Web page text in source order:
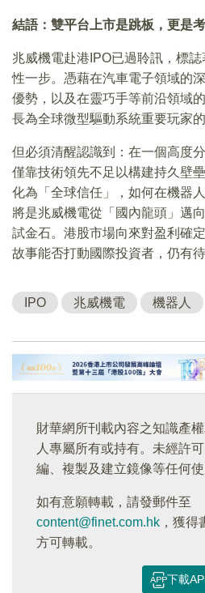
結語：雙平台上市是跳板，更是
兆威機電赴港IPO已過聆訊，標
性一步。憑藉在汽車電子領域的
優勢，以及在靈巧手等前沿領域
長為全球微型驅動系統重要玩家的
但必須清醒認識到：在一個高度
僅靠技術領先不足以構建持久壁
化為「全球信任」，如何在機器
將是兆威機電從「國內龍頭」邁
試金石。港股市場向來對盈利確
故事能否打動國際投資者，仍有待
IPO 兆威機電 機器人
財華網所刊載內容之知識產
人專屬所有或持有。未經許
編、複製及建立鏡像等任何使
如有意願轉載，請發郵件至
content@finet.com.hk ，獲得
方可轉載。
下載